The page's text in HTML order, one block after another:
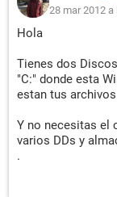
Ratón Mouse
Tarjeta de Red
(192.168.1.4)
Impresora Enviar
Impresora
Controlador USB1
28 mar 2012 a
Hola
Tienes dos
"C:" donde esta
estan tus
Y no necesitas el
varios DDs y
.